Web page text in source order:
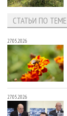
СТАТЬИ ПО ТЕМЕ
27.05.2026
27.05.2026